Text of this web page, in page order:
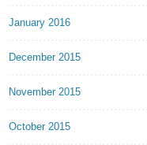
January 2016
December 2015
November 2015
October 2015